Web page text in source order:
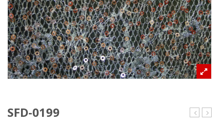
SFD-0199